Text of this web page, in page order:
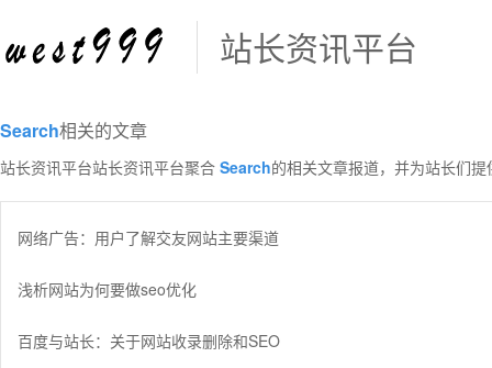
站长资讯平台
Search相关的文章
站长资讯平台站长资讯平台聚合 Search的相关文章报道，并为站长们
网络广告：用户了解交友网站主要渠道
浅析网站为何要做seo优化
百度与站长：关于网站收录删除和SEO